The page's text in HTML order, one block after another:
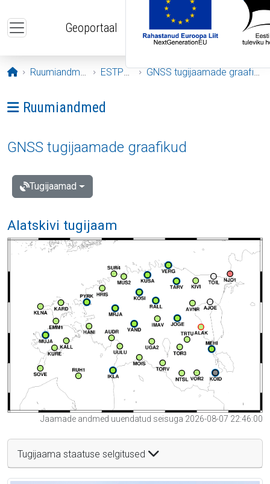
Geoportaal
Avaleht
Ruumiandmed ESTPOS GNSS tugijaamade graafikud
Ava menüü: Ruumiandmed
Ruumiandmed
GNSS tugijaamade graafikud
Tugijaamad
Alatskivi tugijaam
Jaamade andmed uuendatud seisuga 2026-08-07 22:46:00
Tugijaama staatuse selgitused